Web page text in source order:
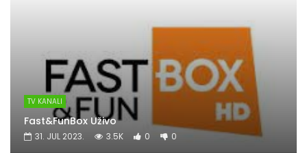
TV KANALI
Fast&FunBox Uživo
31. JUL 2023. 3.5K 0 0